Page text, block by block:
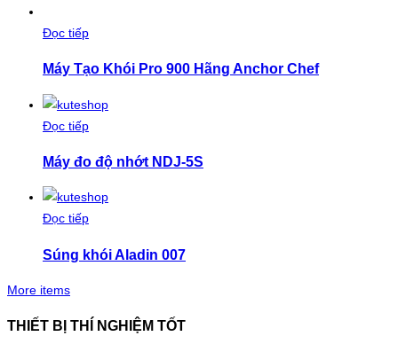
Đọc tiếp
Máy Tạo Khói Pro 900 Hãng Anchor Chef
Đọc tiếp
Máy đo độ nhớt NDJ-5S
Đọc tiếp
Súng khói Aladin 007
More items
THIẾT BỊ THÍ NGHIỆM TỐT